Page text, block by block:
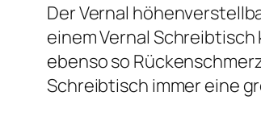
Der Vernal
einem Vernal
ebenso so
Schreibtisch immer eine